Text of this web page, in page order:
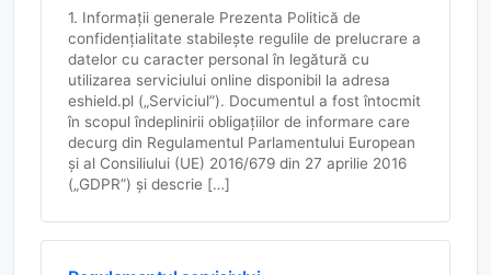
1. Informații generale Prezenta Politică de
confidențialitate stabilește regulile de prelucrare a
datelor cu caracter personal în legătură cu
utilizarea serviciului online disponibil la adresa
eshield.pl („Serviciul”). Documentul a fost întocmit
în scopul îndeplinirii obligațiilor de informare care
decurg din Regulamentul Parlamentului European
și al Consiliului (UE) 2016/679 din 27 aprilie 2016
(„GDPR”) și descrie […]